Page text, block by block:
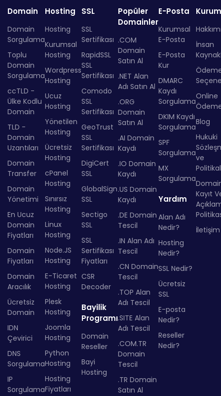
Domain
Domain
Sorgulama
Toplu
Domain
Sorgulama
ccTLD -
Ülke Kodlu
Domain
TLD -
Domain
Uzantıları
Domain
Transfer
Domain
Yönetimi
En Ucuz
Domain
Fiyatları
Domain
Fiyatları
Domain
Aracılık
Ücretsiz
Domain
IDN
Çevirici
DNS
Sorgulama
IP
Sorgulama
Hosting
Hosting
Kurumsal
Hosting
Wordpress
Hosting
Ucuz
Hosting
Yönetilen
Hosting
Ücretsiz
Hosting
cPanel
Hosting
Sınırsız
Hosting
Linux
Hosting
Node.JS
Hosting
E-Ticaret
Hosting
Plesk
Hosting
Joomla
Hosting
Python
Hosting
Hosting
Fiyatları
SSL
SSL
Sertifikası
RapidSSL
SSL
Sertifikası
Comodo
SSL
Sertifikası
GeoTrust
SSL
Sertifikası
DigiCert
SSL
GlobalSign
SSL
Sectigo
SSL
SSL
Sertifikası
Fiyatları
CSR
Decoder
Bayilik
Programı
Domain
Reseller
Bayi
Hosting
Popüler
Domainler
.COM
Domain
Satın Al
.NET Alan
Adı Satın Al
.ORG
Domain
Satın Al
.AI Domain
Kaydı
.IO Domain
Kaydı
.US Domain
Kaydı
.DE Domain
Tescil
.IN Alan Adı
Tescil
.CN Domain
Tescil
.TOP Alan
Adı Tescil
.SITE Alan
Adı Tescil
.COM.TR
Domain
Tescil
.TR Domain
Satın Al
E-Posta
Kurumsal
E-Posta
E-Posta
Kur
DMARC
Kaydı
Sorgulama
DKIM Kaydı
Sorgulama
SPF
Sorgulama
MX
Sorgulama
Yardım
Alan Adı
Nedir?
Hosting
Nedir?
SSL Nedir?
Ücretsiz
SSL
E-posta
Nedir?
Reseller
Nedir?
İnsan
Online
Blog
Hukuki
ve
Kayıt
İletişim